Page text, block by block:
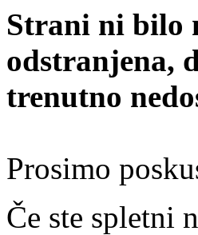
Strani ni bilo
odstranjena,
trenutno
Prosimo
Če ste spletni